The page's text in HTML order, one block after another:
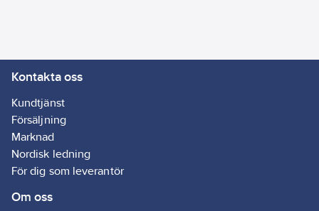
För själva tvätten ingår
en mikrofiberklädd
Bubble Wash Pad och
ett högskummande
Mango‑schampo (0,5
L).
torkduken i storlek
Kontakta oss
Kundtjänst
Försäljning
Marknad
Nordisk ledning
För dig som leverantör
Om oss